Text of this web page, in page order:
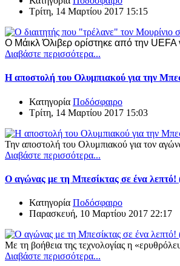
Τρίτη, 14 Μαρτίου 2017 15:15
Ο Μάικλ Όλιβερ ορίστηκε από την UEFA
Διαβάστε περισσότερα...
Η αποστολή του Ολυμπιακού για την
Κατηγορία Ποδόσφαιρο
Τρίτη, 14 Μαρτίου 2017 15:03
Την αποστολή του Ολυμπιακού για τον
Διαβάστε περισσότερα...
Ο αγώνας με τη Μπεσίκτας σε ένα λεπτό!
Κατηγορία Ποδόσφαιρο
Παρασκευή, 10 Μαρτίου 2017 22:17
Με τη βοήθεια της τεχνολογίας η
Διαβάστε περισσότερα...